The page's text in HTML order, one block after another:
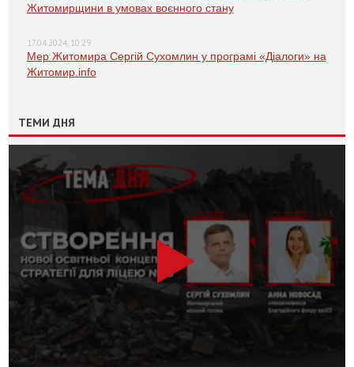
Житомирщини в умовах воєнного стану
17.04.2024, 10:29
Мер Житомира Сергій Сухомлин у програмі «Діалоги» на
Житомир.info
ТЕМИ ДНЯ